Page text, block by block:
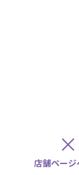
×
店舗ページ